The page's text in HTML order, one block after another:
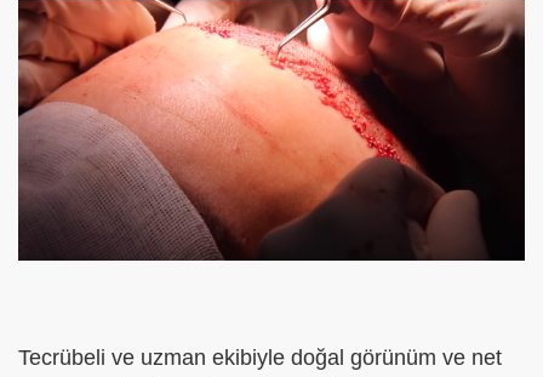
Tecrübeli ve uzman ekibiyle doğal görünüm ve net